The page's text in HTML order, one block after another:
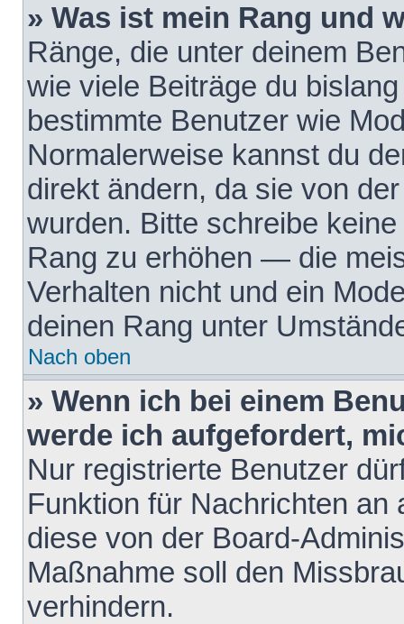
» Was ist mein Rang und
Ränge, die unter deinem
wie viele Beiträge du
bestimmte Benutzer wie
Normalerweise kannst du
direkt ändern, da sie von
wurden. Bitte schreibe
Rang zu erhöhen — die
Verhalten nicht und ein
deinen Rang unter
Nach oben
» Wenn ich bei einem
werde ich aufgefordert,
Nur registrierte Benutzer
Funktion für Nachrichten
diese von der Board-
Maßnahme soll den
verhindern.